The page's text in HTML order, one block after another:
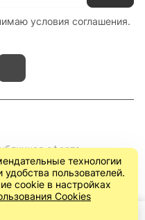
условия соглашения.
оферта
технологии
пользователей.
cookie в настройках
Cookies